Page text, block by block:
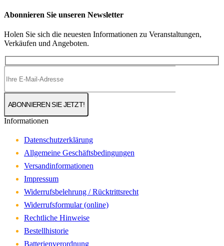
Abonnieren Sie unseren Newsletter
Holen Sie sich die neuesten Informationen zu Veranstaltungen,
Verkäufen und Angeboten.
Informationen
Datenschutzerklärung
Allgemeine Geschäftsbedingungen
Versandinformationen
Impressum
Widerrufsbelehrung / Rücktrittsrecht
Widerrufsformular (online)
Rechtliche Hinweise
Bestellhistorie
Batterienverordnung